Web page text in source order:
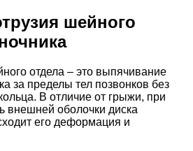
шейного
отдела – это выпячивание
за пределы тел позвонков без
В отличие от грыжи, при
внешней оболочки диска
его деформация и